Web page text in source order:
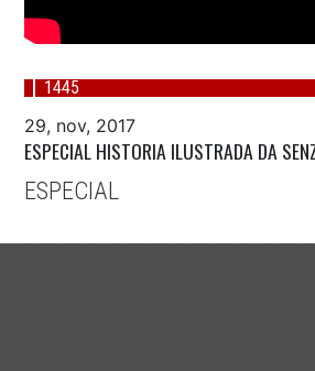
1445
29, nov, 2017
ESPECIAL HISTORIA ILUSTRADA DA
ESPECIAL